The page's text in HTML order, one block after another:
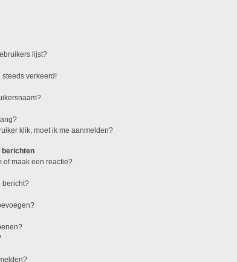
lijst?
steeds verkeerd!
klik, moet ik me aanmelden?
berichten
of maak een reactie?
bericht?